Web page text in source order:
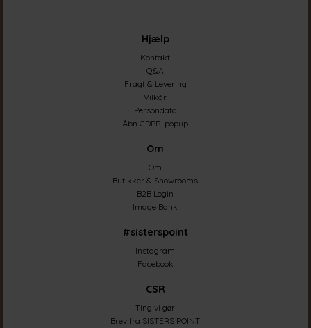
Hjælp
Kontakt
Q&A
Fragt & Levering
Vilkår
Persondata
Åbn GDPR-popup
Om
Om
Butikker & Showrooms
B2B Login
Image Bank
#sisterspoint
Instagram
Facebook
CSR
Ting vi gør
Brev fra SISTERS POINT